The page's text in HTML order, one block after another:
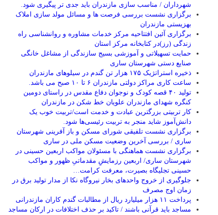
شهرداران / مناسب سازی مازندران باید جدی تر پیگیری شود.
برگزاری نشست بررسی فرصت ها و مسائل مولد سازی املاک
بهزیستی مازندران
برگزاری آئین افتتاحیه مرکز خدمات مشاوره و روانشناسی راه
زندگی (رز)در کتابخانه مرکز استان
حمایت تسهیلاتی و آموزشی بسیج سازندگی از مشاغل خانگی
صنایع دستی شهرستان ساری
ذخیره استراتژیک ۱۷۵ هزار تن گندم در سیلوهای مازندران
ساعت کاری مراکز دولتی مازندران ۶ تا ۱۰ صبح می باشد.
تولید ۴۰ قصه کودک و نوجوان دفاع مقدس در راستای دومین
کنگره شهدای مازندران علویان خط شکن در مازندران
کار تربیتی بزرگترین عبادت و خدمت است/تربیت خوب یک
دانش‌آموز شاید منجر به تربیت رئیسی‌ها شود.
برگزاری ‌نشست تلفیقی شورای مسکن و باز آفرینی شهرستان
ساری / بررسی آخرین وضعیت مسکن ملی در ساری
برگزاری نشست هماهنگی با مسئولان مواکب اربعین حسینی در
شهرستان ساری/ اربعین رزمایشِ مقدماتیِ ظهور و مواکب
حسینی تجلیگاه بصیرت، معرفت کرامت…
جلوگیری از خروج واحدهای بخار نیروگاه نکا از مدار تولید برق در
زمان اوج مصرف
پرداخت ۱۱ هزار میلیارد ریال از مطالبات گندم کاران مازندرانی
مساجد باید قرآنی باشند / تاکید بر حذف اختلافات در ارکان مساجد